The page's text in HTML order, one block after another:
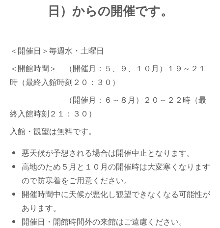
日）からの開催です。
＜開催日＞毎週水・土曜日
＜開館時間＞ （開催月：５、９、１０月）１９～２１
時（最終入館時刻２０：３０）
（開催月：６～８月）２０～２２時（最
終入館時刻２１：３０）
入館・観望は無料です。
悪天候が予想される場合は開催中止となります。
高地のため５月と１０月の開催時は大変寒くなります
ので防寒着をご用意ください。
開催時間中に天候が悪化し観望できなくなる可能性が
あります。
開催日・開館時間外の来館はご遠慮ください。